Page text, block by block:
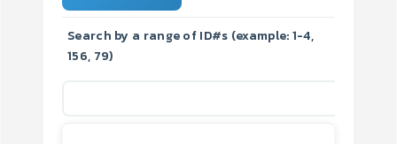
Search by a range of ID#s (example: 1-4,
156, 79)